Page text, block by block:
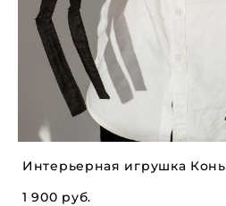
Интерьерная игрушка Конь
1 900 pуб.